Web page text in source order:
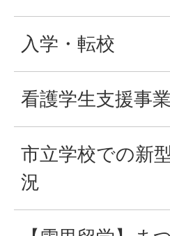
入学・転校
看護学生支援事
市立学校での新
況